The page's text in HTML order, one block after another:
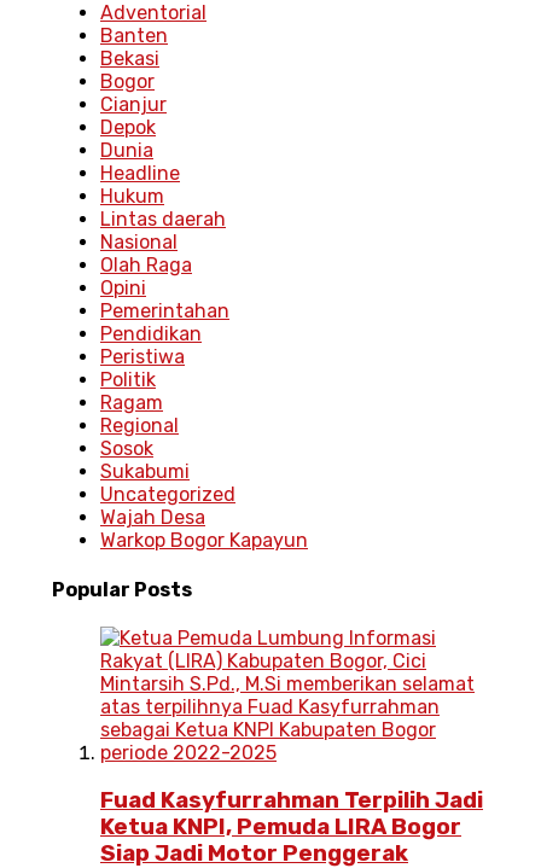
Adventorial
Banten
Bekasi
Bogor
Cianjur
Depok
Dunia
Headline
Hukum
Lintas daerah
Nasional
Olah Raga
Opini
Pemerintahan
Pendidikan
Peristiwa
Politik
Ragam
Regional
Sosok
Sukabumi
Uncategorized
Wajah Desa
Warkop Bogor Kapayun
Popular Posts
Fuad Kasyfurrahman Terpilih Jadi
Ketua KNPI, Pemuda LIRA Bogor
Siap Jadi Motor Penggerak